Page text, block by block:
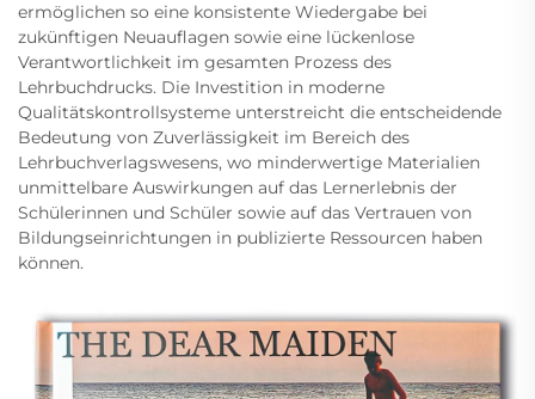
ermöglichen so eine konsistente Wiedergabe bei
zukünftigen Neuauflagen sowie eine lückenlose
Verantwortlichkeit im gesamten Prozess des
Lehrbuchdrucks. Die Investition in moderne
Qualitätskontrollsysteme unterstreicht die entscheidende
Bedeutung von Zuverlässigkeit im Bereich des
Lehrbuchverlagswesens, wo minderwertige Materialien
unmittelbare Auswirkungen auf das Lernerlebnis der
Schülerinnen und Schüler sowie auf das Vertrauen von
Bildungseinrichtungen in publizierte Ressourcen haben
können.